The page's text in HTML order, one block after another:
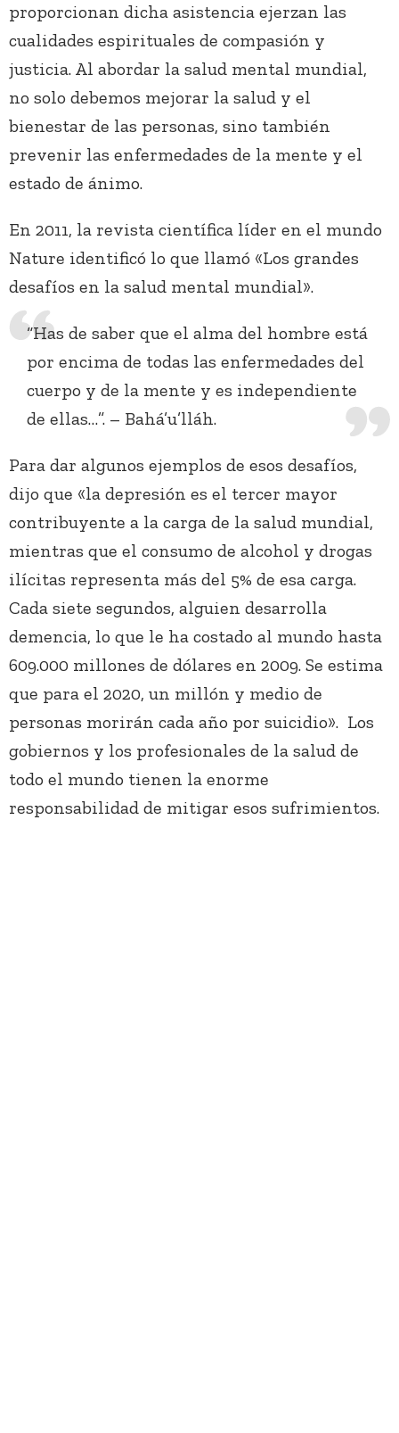
proporcionan dicha asistencia ejerzan las
cualidades espirituales de compasión y
justicia. Al abordar la salud mental mundial,
no solo debemos mejorar la salud y el
bienestar de las personas, sino también
prevenir las enfermedades de la mente y el
estado de ánimo.
En 2011, la revista científica líder en el mundo
Nature identificó lo que llamó «Los grandes
desafíos en la salud mental mundial».
“Has de saber que el alma del hombre está
por encima de todas las enfermedades del
cuerpo y de la mente y es independiente
de ellas…”. – Bahá’u’lláh.
Para dar algunos ejemplos de esos desafíos,
dijo que «la depresión es el tercer mayor
contribuyente a la carga de la salud mundial,
mientras que el consumo de alcohol y drogas
ilícitas representa más del 5% de esa carga.
Cada siete segundos, alguien desarrolla
demencia, lo que le ha costado al mundo hasta
609.000 millones de dólares en 2009. Se estima
que para el 2020, un millón y medio de
personas morirán cada año por suicidio». Los
gobiernos y los profesionales de la salud de
todo el mundo tienen la enorme
responsabilidad de mitigar esos sufrimientos.